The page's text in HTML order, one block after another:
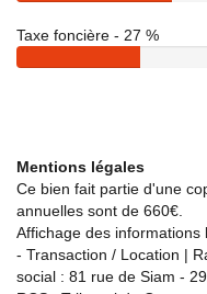
Taxe foncière - 27 %
Mentions légales
Ce bien fait partie d'une
annuelles sont de 660€.
Affichage des informations
- Transaction / Location |
social : 81 rue de Siam -